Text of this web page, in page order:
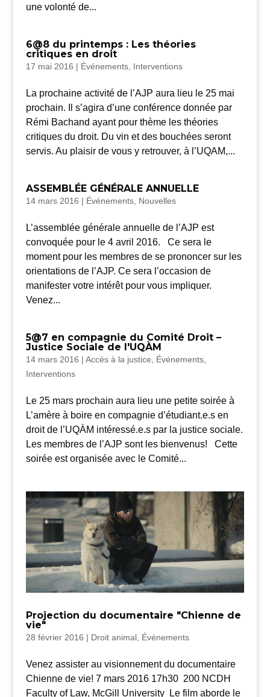
une volonté de...
6@8 du printemps : Les théories
critiques en droit
17 mai 2016 | Événements, Interventions
La prochaine activité de l’AJP aura lieu le 25 mai
prochain. Il s’agira d’une conférence donnée par
Rémi Bachand ayant pour thème les théories
critiques du droit. Du vin et des bouchées seront
servis. Au plaisir de vous y retrouver, à l’UQAM,...
ASSEMBLÉE GÉNÉRALE ANNUELLE
14 mars 2016 | Événements, Nouvelles
L’assemblée générale annuelle de l’AJP est
convoquée pour le 4 avril 2016. Ce sera le
moment pour les membres de se prononcer sur les
orientations de l’AJP. Ce sera l’occasion de
manifester votre intérêt pour vous impliquer.
Venez...
5@7 en compagnie du Comité Droit –
Justice Sociale de l'UQÀM
14 mars 2016 | Accès à la justice Événements,
Interventions
Le 25 mars prochain aura lieu une petite soirée à
L’amère à boire en compagnie d’étudiant.e.s en
droit de l’UQÀM intéressé.e.s par la justice sociale.
Les membres de l’AJP sont les bienvenus! Cette
soirée est organisée avec le Comité...
Projection du documentaire "Chienne de
vie"
28 février 2016 | Droit animal, Événements
Venez assister au visionnement du documentaire
Chienne de vie! 7 mars 2016 17h30 200 NCDH
Faculty of Law, McGill University Le film aborde le